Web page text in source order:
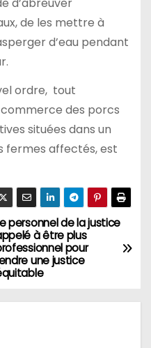
de les mettre à
d’eau pendant
ordre, tout
des porcs
situées dans un
fermes affectés, est
personnel de la justice
à être plus
pour
une justice